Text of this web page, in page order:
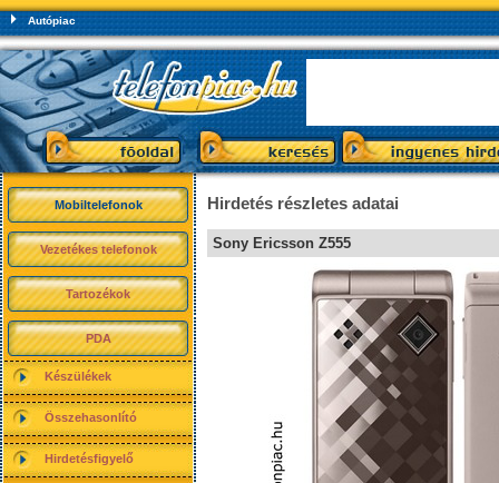
Autópiac
Mobiltelefonok
Vezetékes telefonok
Tartozékok
PDA
Készülékek
Összehasonlító
Hirdetésfigyelő
Hirdetés részletes adatai
Sony Ericsson Z555